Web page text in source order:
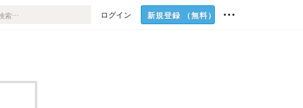
ログイン 新規登録 （無料）